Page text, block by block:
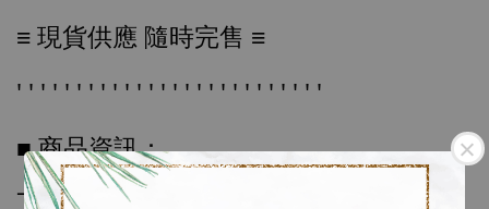
NT$ 4,280
NT$ 5,580
- +
≡ 現貨供應 隨時完售 ≡
' ' ' ' ' ' ' ' ' ' ' ' ' ' ' ' ' ' ' ' ' ' ' ' ' '
■ 商品資訊：
– 小比例高度約 14cm (人物高度約13cm)